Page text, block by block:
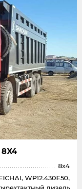
8x4
WP12.430E50,